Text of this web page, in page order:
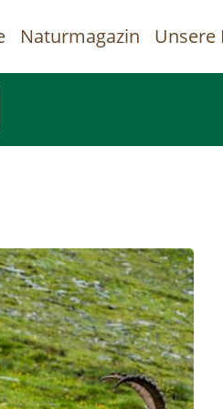
Direkt
Naturmagazin Unsere